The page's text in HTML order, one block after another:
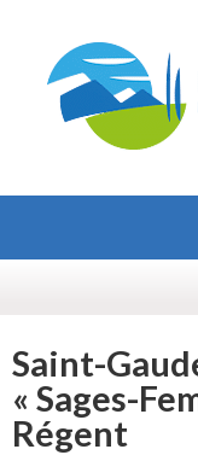
Saint-
« Sages-
Régent